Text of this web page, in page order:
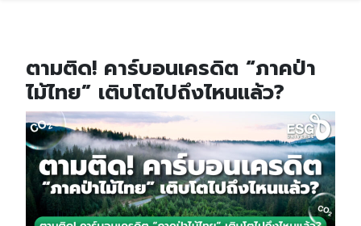
ตามติด! คาร์บอนเครดิต “ภาคป่า
ไม้ไทย” เติบโตไปถึงไหนแล้ว?